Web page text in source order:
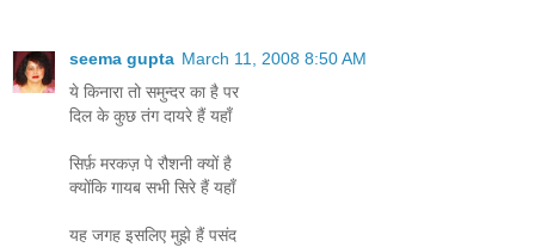
seema gupta March 11, 2008 8:50 AM
ये किनारा तो समुन्दर का है पर
दिल के कुछ तंग दायरे हैं यहाँ
सिर्फ़ मरकज़ पे रौशनी क्यों है
क्योंकि गायब सभी सिरे हैं यहाँ
यह जगह इसलिए मुझे हैं पसंद